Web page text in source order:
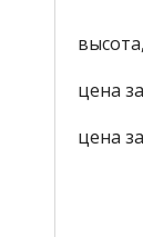
цена
цена